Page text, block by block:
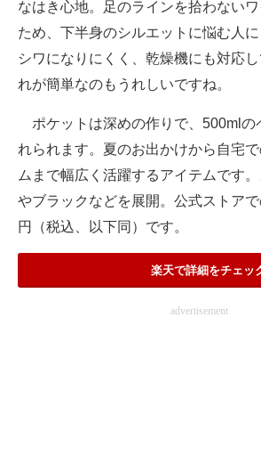
なはき心地。足のラインを拾わない
ため、下半身のシルエットに悩む人に
シワになりにくく、乾燥機にも対応
れが簡単なのもうれしいですね。
ポケットは深めの作りで、500mlの
れられます。夏のお出かけから自宅
ムまで幅広く活躍するアイテムです
やブラックなどを展開。公式ストア
円（税込、以下同）です。
楽天で詳細をチェッ
advertisement